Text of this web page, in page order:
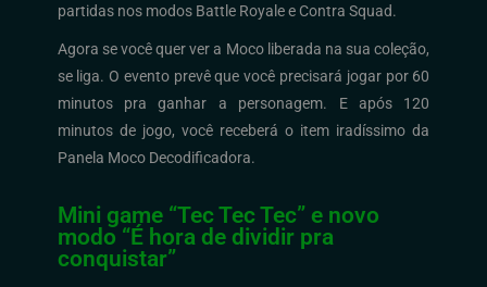
partidas nos modos Battle Royale e Contra Squad.
Agora se você quer ver a Moco liberada na sua coleção,
se liga. O evento prevê que você precisará jogar por 60
minutos pra ganhar a personagem. E após 120
minutos de jogo, você receberá o item iradíssimo da
Panela Moco Decodificadora.
Mini game “Tec Tec Tec” e novo
modo “É hora de dividir pra
conquistar”